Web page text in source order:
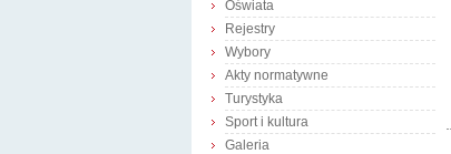
Oświata
Rejestry
Wybory
Akty normatywne
Turystyka
Sport i kultura
Galeria